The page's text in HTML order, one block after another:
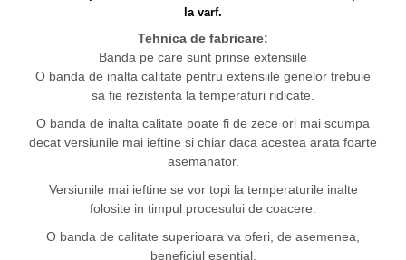
la varf.
Tehnica de fabricare:
Banda pe care sunt prinse extensiile
O banda de inalta calitate pentru extensiile genelor trebuie
sa fie rezistenta la temperaturi ridicate.
O banda de inalta calitate poate fi de zece ori mai scumpa
decat versiunile mai ieftine si chiar daca acestea arata foarte
asemanator.
Versiunile mai ieftine se vor topi la temperaturile inalte
folosite in timpul procesului de coacere.
O banda de calitate superioara va oferi, de asemenea,
beneficiul esential.